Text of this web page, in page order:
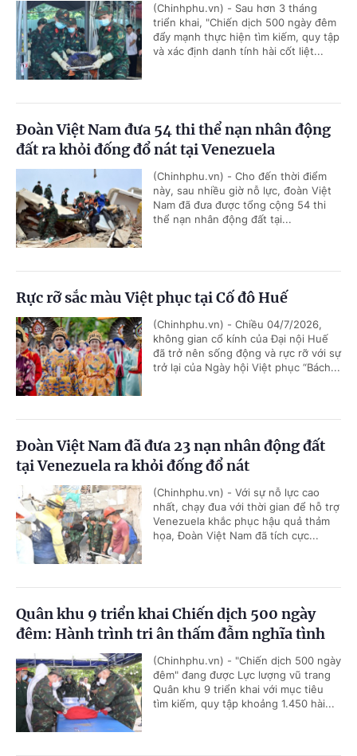
(Chinhphu.vn) - Sau hơn 3 tháng
triển khai, "Chiến dịch 500 ngày đêm
đẩy mạnh thực hiện tìm kiếm, quy tập
và xác định danh tính hài cốt liệt...
Đoàn Việt Nam đưa 54 thi thể nạn nhân động
đất ra khỏi đống đổ nát tại Venezuela
(Chinhphu.vn) - Cho đến thời điểm
này, sau nhiều giờ nỗ lực, đoàn Việt
Nam đã đưa được tổng cộng 54 thi
thể nạn nhân động đất tại...
Rực rỡ sắc màu Việt phục tại Cố đô Huế
(Chinhphu.vn) - Chiều 04/7/2026,
không gian cổ kính của Đại nội Huế
đã trở nên sống động và rực rỡ với sự
trở lại của Ngày hội Việt phục “Bách...
Đoàn Việt Nam đã đưa 23 nạn nhân động đất
tại Venezuela ra khỏi đống đổ nát
(Chinhphu.vn) - Với sự nỗ lực cao
nhất, chạy đua với thời gian để hỗ trợ
Venezuela khắc phục hậu quả thảm
họa, Đoàn Việt Nam đã tích cực...
Quân khu 9 triển khai Chiến dịch 500 ngày
đêm: Hành trình tri ân thấm đẫm nghĩa tình
(Chinhphu.vn) - "Chiến dịch 500 ngày
đêm" đang được Lực lượng vũ trang
Quân khu 9 triển khai với mục tiêu
tìm kiếm, quy tập khoảng 1.450 hài...